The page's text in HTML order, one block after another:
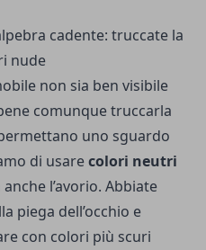
cadente: truccate la
nude
non sia ben visibile
comunque truccarla
uno sguardo
di usarecolori neutri
l’avorio. Abbiate
piega dell’occhio e
con colori più scuri